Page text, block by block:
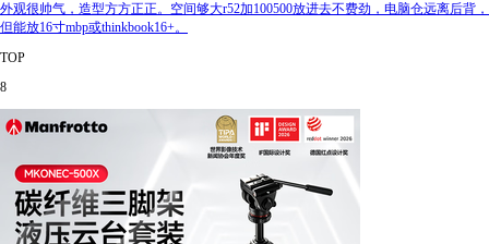
外观很帅气，造型方方正正。空间够大r52加100500放进去不费劲，电脑仓远离后背，
但能放16寸mbp或thinkbook16+。
TOP
8